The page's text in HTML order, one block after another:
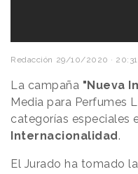
Redacción 29/10/2020 · 20:31
La campaña "Nueva
Media para Perfumes
categorías especiales
Internacionalidad .
El Jurado ha tomado